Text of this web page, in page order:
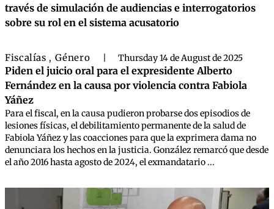
través de simulación de audiencias e interrogatorios
sobre su rol en el sistema acusatorio
Fiscalías , Género Thursday 14 de August de 2025
Piden el juicio oral para el expresidente Alberto
Fernández en la causa por violencia contra Fabiola
Yáñez
Para el fiscal, en la causa pudieron probarse dos episodios de
lesiones físicas, el debilitamiento permanente de la salud de
Fabiola Yáñez y las coacciones para que la exprimera dama no
denunciara los hechos en la justicia. González remarcó que desde
el año 2016 hasta agosto de 2024, el exmandatario ...